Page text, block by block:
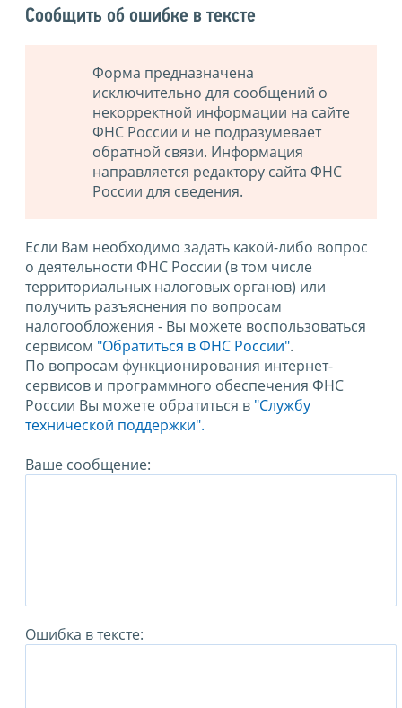
Сообщить об ошибке в тексте
Форма предназначена
исключительно для сообщений о
некорректной информации на сайте
ФНС России и не подразумевает
обратной связи. Информация
направляется редактору сайта ФНС
России для сведения.
Если Вам необходимо задать какой-либо вопрос
о деятельности ФНС России (в том числе
территориальных налоговых органов) или
получить разъяснения по вопросам
налогообложения - Вы можете воспользоваться
сервисом "Обратиться в ФНС России".
По вопросам функционирования интернет-
сервисов и программного обеспечения ФНС
России Вы можете обратиться в "Службу
технической поддержки".
Ваше сообщение:
Ошибка в тексте: